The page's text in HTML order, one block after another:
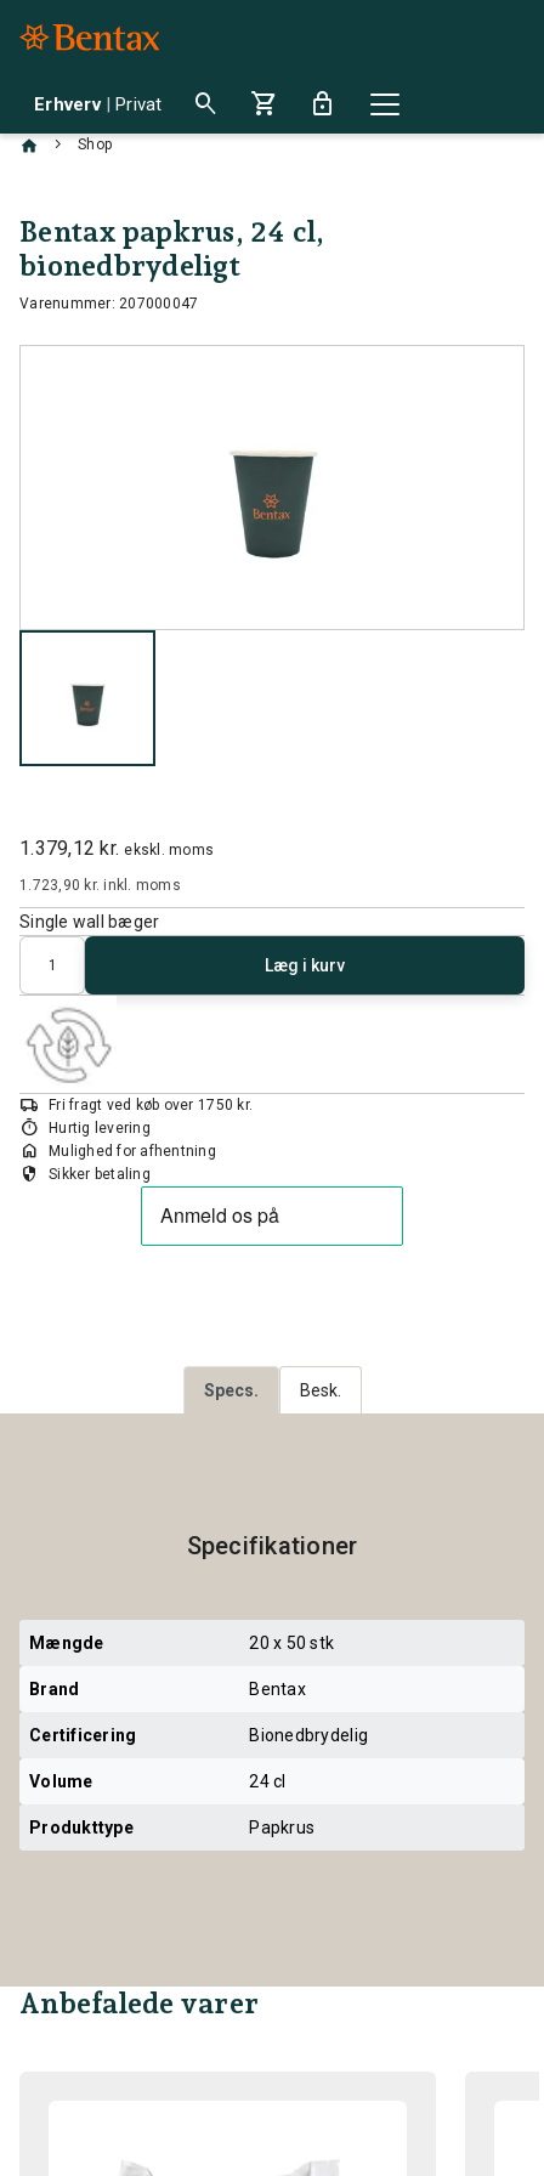
Erhverv | Privat search shopping_cart lock
chevron_right Shop
Bentax papkrus, 24 cl,
bionedbrydeligt
Varenummer: 207000047
1.379,12 kr. ekskl. moms
1.723,90 kr.inkl. moms
Single wall bæger
Antal
Læg i kurv
local_shipping Fri fragt ved køb over 1750 kr.
timer Hurtig levering
home Mulighed for afhentning
security Sikker betaling
Specs. Besk.
Specifikationer
Mængde 20 x 50 stk
Brand Bentax
Certificering Bionedbrydelig
Volume 24 cl
Produkttype Papkrus
Anbefalede varer